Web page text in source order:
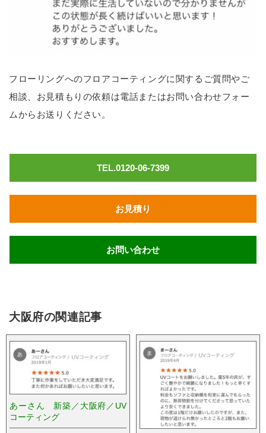
フローリングへのフロアコーティングに関するご質問やご
相談、お見積もりの依頼は電話またはお問い合わせフォー
ムからお送りください。
TEL.0120-06-7399
お見積り
お問い合わせ
大阪府の関連記事
あーさん 新築／大阪府／UV
コーティング